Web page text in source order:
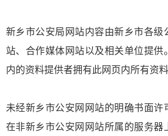
新乡市公安局网站内容由新乡市各级
站、合作媒体网站以及相关单位提供
内的资料提供者拥有此网页内所有资料
未经新乡市公安网网站的明确书面许
在非新乡市公安网网站所属的服务器